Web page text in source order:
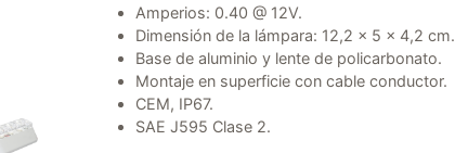
Amperios: 0.40 @ 12V.
Dimensión de la lámpara: 12,2 x 5 x 4,2 cm.
Base de aluminio y lente de policarbonato.
Montaje en superficie con cable conductor.
CEM, IP67.
SAE J595 Clase 2.